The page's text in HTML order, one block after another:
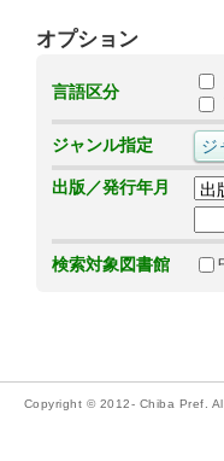
オプション
言語区分
ジャンル指定
出版／発行年月
検索対象図書館
Copyright © 2012- Chiba Pref.